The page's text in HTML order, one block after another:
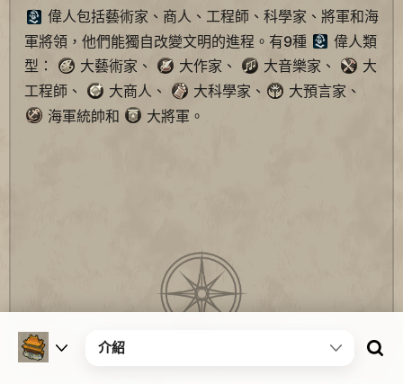
偉人包括藝術家、商人、工程師、科學家、將軍和海
軍將領，他們能獨自改變文明的進程。有9種
偉人類
型：
大藝術家、 大作家、 大音樂家、
大
工程師、
大商人、 大科學家、
大預言家、
海軍統帥和
大將軍。
介紹